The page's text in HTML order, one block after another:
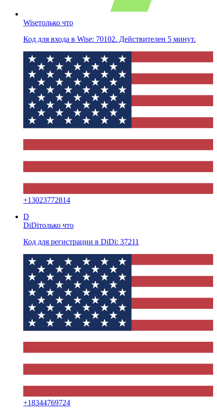
Wiseтолько что
Код для входа в Wise: 70102. Действителен 5 минут.
+13023772814
D
DiDiтолько что
Код для регистрации в DiDi: 37211
+18344769724